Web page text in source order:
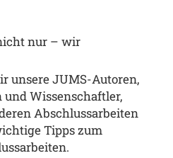
nur – wir
unsere JUMS-Autoren,
und Wissenschaftler,
Abschlussarbeiten
Tipps zum